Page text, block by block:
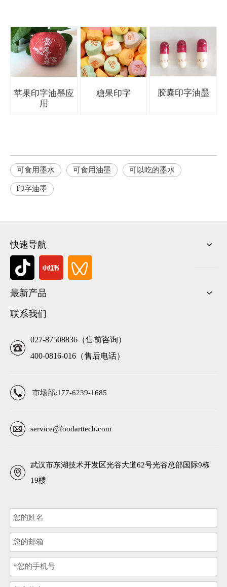
苹果印字油墨应
用
糖果印字 胶囊印字油墨
可食用墨水 可食用油墨 可以吃的墨水
印字油墨
快速导航
最新产品
联系我们
027-87508836（售前咨询）
400-0816-016（售后电话）
市场部:177-6239-1685
service@foodarttech.com
武汉市东湖技术开发区光谷大道62号光谷总部国际9栋
19楼